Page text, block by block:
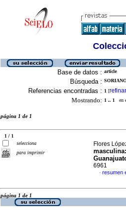
Base de datos : article
Búsqueda :
Referencias encontradas : 1 [refinar
Mostrando: 1 .. 1 en
página 1 de 1
1 / 1
selecciona
para imprimir
Flores
masculina
6961
· resumen
página 1 de 1